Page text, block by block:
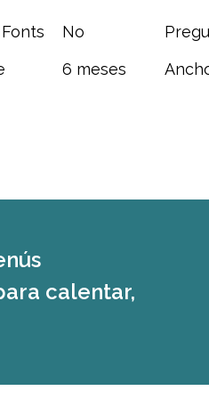
No
6 meses
calentar,